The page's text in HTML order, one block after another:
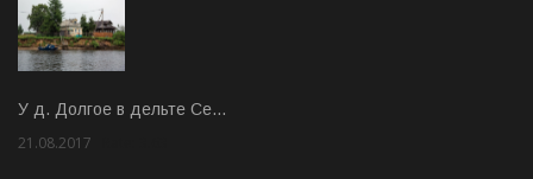
У д. Долгое в дельте Се…
21.08.2017